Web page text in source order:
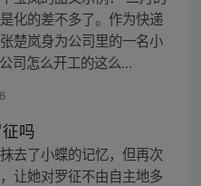
化的差不多了。作为快递
楚岚身为公司里的一名小
司怎么开工的这么...
吗
去了小蝶的记忆，但再次
让她对罗征不由自主地多